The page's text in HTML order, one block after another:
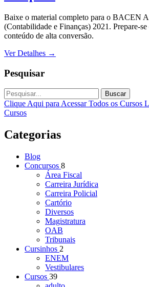
Baixe o material completo para o BACEN
(Contabilidade e Finanças) 2021. Prepare-se
conteúdo de alta conversão.
Ver Detalhes →
Pesquisar
Buscar
Clique Aqui para Acessar Todos os Cursos
Cursos
Categorias
Blog
Concursos 8
Área Fiscal
Carreira Jurídica
Carreira Policial
Cartório
Diversos
Magistratura
OAB
Tribunais
Cursinhos 2
ENEM
Vestibulares
Cursos 39